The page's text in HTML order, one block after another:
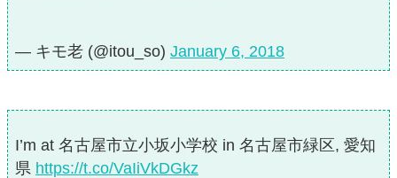
— キモ老 (@itou_so) January 6, 2018
I’m at 名古屋市立小坂小学校 in 名古屋市緑区, 愛知
県 https://t.co/VaIiVkDGkz